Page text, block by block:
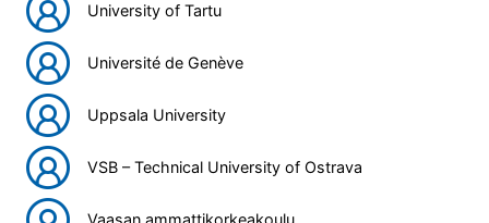
University of Tartu
Université de Genève
Uppsala University
VSB – Technical University of Ostrava
Vaasan ammattikorkeakoulu